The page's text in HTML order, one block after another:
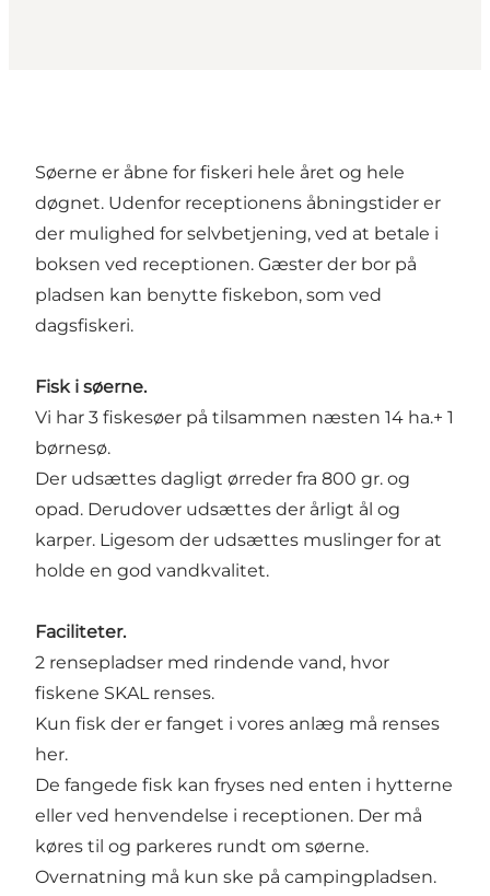
Søerne er åbne for fiskeri hele året og hele
døgnet. Udenfor receptionens åbningstider er
der mulighed for selvbetjening, ved at betale i
boksen ved receptionen. Gæster der bor på
pladsen kan benytte fiskebon, som ved
dagsfiskeri.
Fisk i søerne.
Vi har 3 fiskesøer på tilsammen næsten 14 ha.+ 1
børnesø.
Der udsættes dagligt ørreder fra 800 gr. og
opad. Derudover udsættes der årligt ål og
karper. Ligesom der udsættes muslinger for at
holde en god vandkvalitet.
Faciliteter.
2 rensepladser med rindende vand, hvor
fiskene SKAL renses.
Kun fisk der er fanget i vores anlæg må renses
her.
De fangede fisk kan fryses ned enten i hytterne
eller ved henvendelse i receptionen. Der må
køres til og parkeres rundt om søerne.
Overnatning må kun ske på campingpladsen.